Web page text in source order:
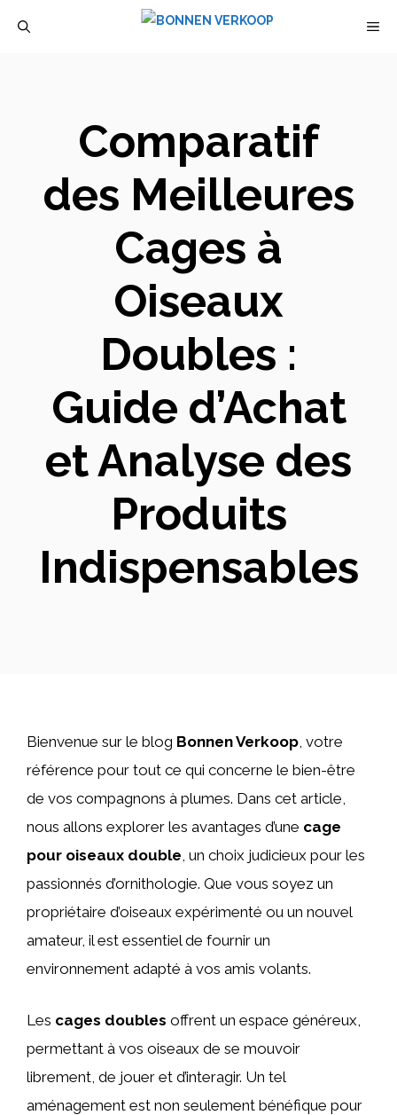
Comparatif
des Meilleures
Cages à
Oiseaux
Doubles :
Guide d’Achat
et Analyse des
Produits
Indispensables
Bienvenue sur le blog Bonnen Verkoop, votre
référence pour tout ce qui concerne le bien-être
de vos compagnons à plumes. Dans cet article,
nous allons explorer les avantages d’une cage
pour oiseaux double, un choix judicieux pour les
passionnés d’ornithologie. Que vous soyez un
propriétaire d’oiseaux expérimenté ou un nouvel
amateur, il est essentiel de fournir un
environnement adapté à vos amis volants.
Les cages doubles offrent un espace généreux,
permettant à vos oiseaux de se mouvoir
librement, de jouer et d’interagir. Un tel
aménagement est non seulement bénéfique pour